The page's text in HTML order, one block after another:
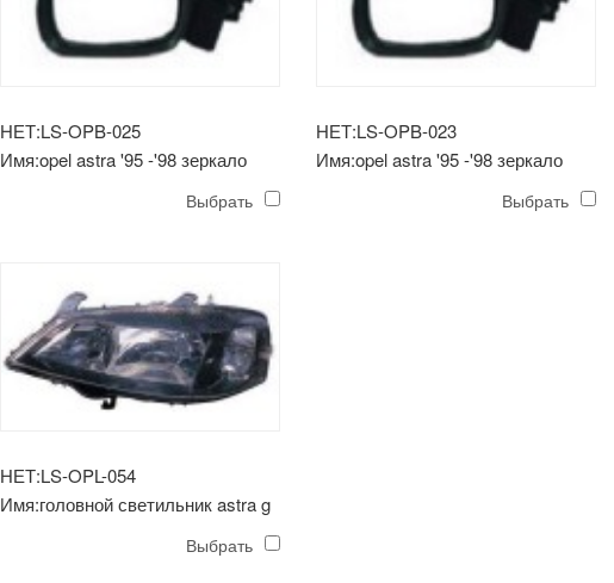
НЕТ:LS-OPB-025
Имя:opel astra '95 -'98 зеркало
Выбрать
НЕТ:LS-OPB-023
Имя:opel astra '95 -'98 зеркало
Выбрать
НЕТ:LS-OPL-054
Имя:головной светильник astra g
Выбрать